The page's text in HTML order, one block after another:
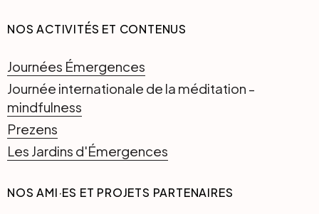
NOS ACTIVITÉS ET CONTENUS
Journées Émergences
Journée internationale de la méditation -
mindfulness
Prezens
Les Jardins d'Émergences
NOS AMI·ES ET PROJETS PARTENAIRES